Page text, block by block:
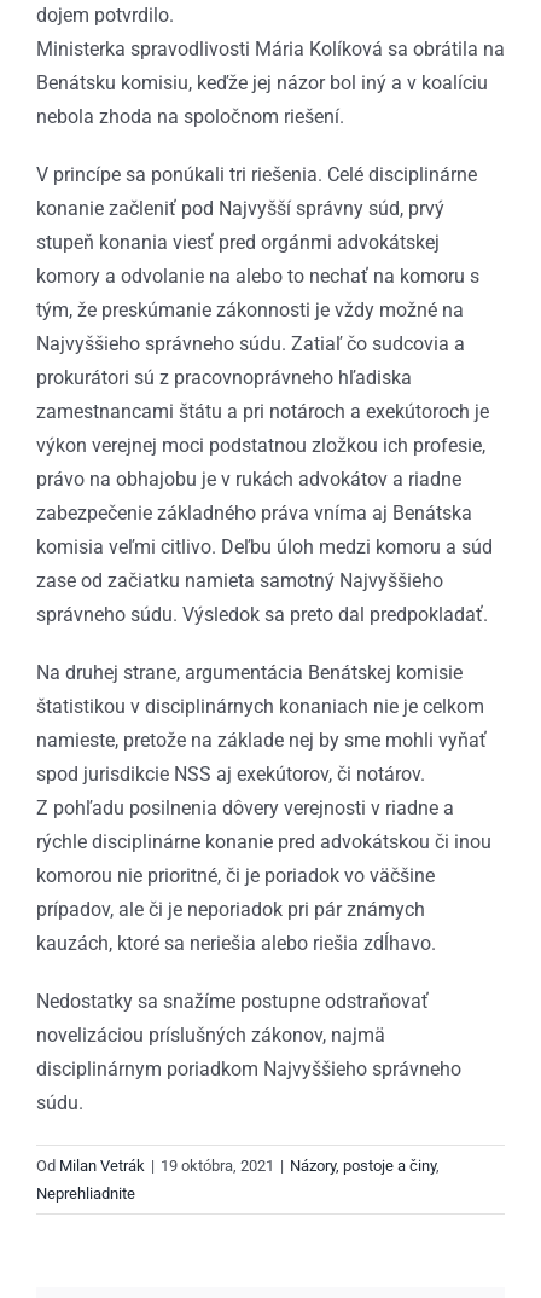
dojem potvrdilo.
Ministerka spravodlivosti Mária Kolíková sa obrátila na
Benátsku komisiu, keďže jej názor bol iný a v koalíciu
nebola zhoda na spoločnom riešení.
V princípe sa ponúkali tri riešenia. Celé disciplinárne
konanie začleniť pod Najvyšší správny súd, prvý
stupeň konania viesť pred orgánmi advokátskej
komory a odvolanie na alebo to nechať na komoru s
tým, že preskúmanie zákonnosti je vždy možné na
Najvyššieho správneho súdu. Zatiaľ čo sudcovia a
prokurátori sú z pracovnoprávneho hľadiska
zamestnancami štátu a pri notároch a exekútoroch je
výkon verejnej moci podstatnou zložkou ich profesie,
právo na obhajobu je v rukách advokátov a riadne
zabezpečenie základného práva vníma aj Benátska
komisia veľmi citlivo. Deľbu úloh medzi komoru a súd
zase od začiatku namieta samotný Najvyššieho
správneho súdu. Výsledok sa preto dal predpokladať.
Na druhej strane, argumentácia Benátskej komisie
štatistikou v disciplinárnych konaniach nie je celkom
namieste, pretože na základe nej by sme mohli vyňať
spod jurisdikcie NSS aj exekútorov, či notárov.
Z pohľadu posilnenia dôvery verejnosti v riadne a
rýchle disciplinárne konanie pred advokátskou či inou
komorou nie prioritné, či je poriadok vo väčšine
prípadov, ale či je neporiadok pri pár známych
kauzách, ktoré sa neriešia alebo riešia zdĺhavo.
Nedostatky sa snažíme postupne odstraňovať
novelizáciou príslušných zákonov, najmä
disciplinárnym poriadkom Najvyššieho správneho
súdu.
Od Milan Vetrák | 19 októbra, 2021 | Názory, postoje a činy,
Neprehliadnite